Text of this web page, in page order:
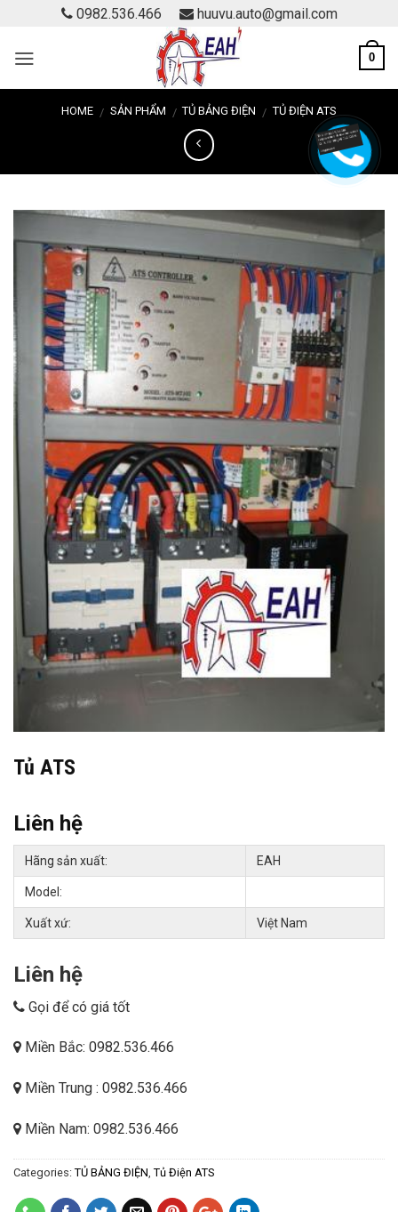
content
0982.536.466 huuvu.auto@gmail.com
0
HOME / SẢN PHẨM / TỦ BẢNG ĐIỆN / TỦ ĐIỆN ATS
Tủ ATS
Liên hệ
Hãng sản xuất: EAH
Model:
Xuất xứ: Việt Nam
Liên hệ
Gọi để có giá tốt
Miền Bắc: 0982.536.466
Miền Trung : 0982.536.466
Miền Nam: 0982.536.466
Categories: TỦ BẢNG ĐIỆN Tủ Điện ATS